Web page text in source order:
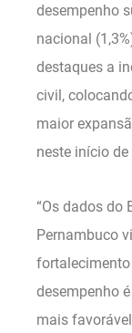
desempenho
nacional
destaques a
civil,
maior
neste início de
“Os dados do
Pernambuco
desempenho
mais